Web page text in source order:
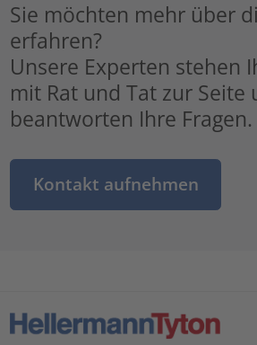
Sie möchten mehr über
erfahren?
Unsere Experten stehen
mit Rat und Tat zur Seite
beantworten Ihre Fragen.
Kontakt aufnehmen